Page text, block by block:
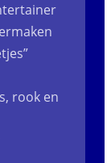
rook en